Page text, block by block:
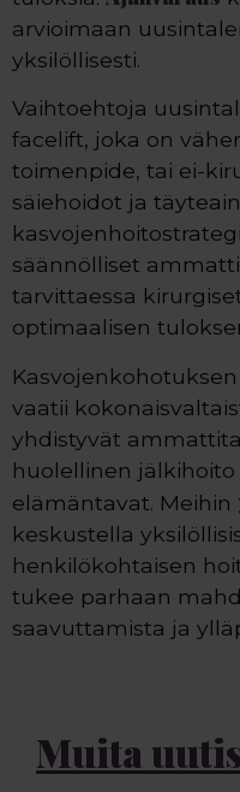
arvioimaan
yksilöllisesti.
Vaihtoehtoja
facelift, joka on
toimenpide, tai ei-
säiehoidot ja
säännölliset
tarvittaessa
optimaalisen
vaatii
yhdistyvät
huolellinen
elämäntavat. Meihin
keskustella
henkilökohtaisen
tukee parhaan
saavuttamista ja
Muita